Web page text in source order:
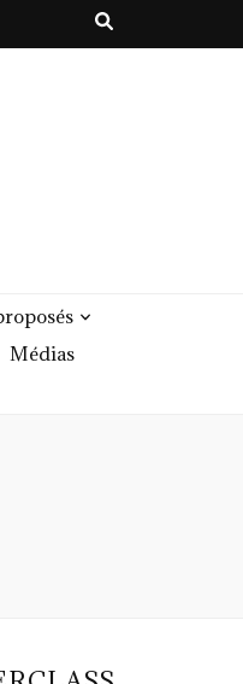
Médias